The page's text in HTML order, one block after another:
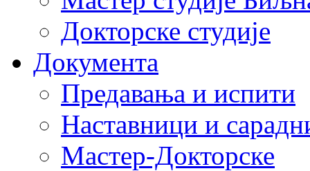
Докторске студије
Документа
Предавања и испити
Наставници и
Мастер-Докторске